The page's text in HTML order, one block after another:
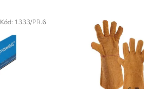
Kód: 1333/PR.6